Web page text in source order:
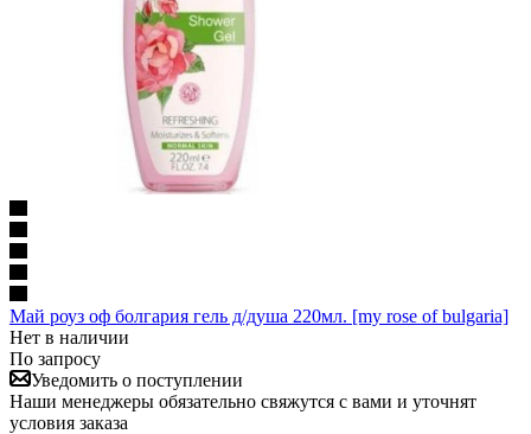
Май роуз оф болгария гель д/душа 220мл. [my rose of bulgaria]
Нет в наличии
По запросу
Уведомить о поступлении
Наши менеджеры обязательно свяжутся с вами и уточнят
условия заказа